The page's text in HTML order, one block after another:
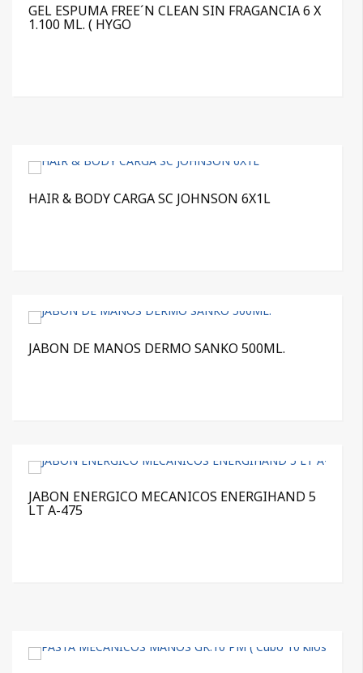
GEL ESPUMA FREE´N CLEAN SIN FRAGANCIA 6 X
1.100 ML. ( HYGO
HAIR & BODY CARGA SC JOHNSON 6X1L
JABON DE MANOS DERMO SANKO 500ML.
JABON ENERGICO MECANICOS ENERGIHAND 5
LT A-475